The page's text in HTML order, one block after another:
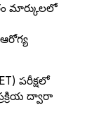
మార్కులలో
పరీక్షలో
ద్వారా